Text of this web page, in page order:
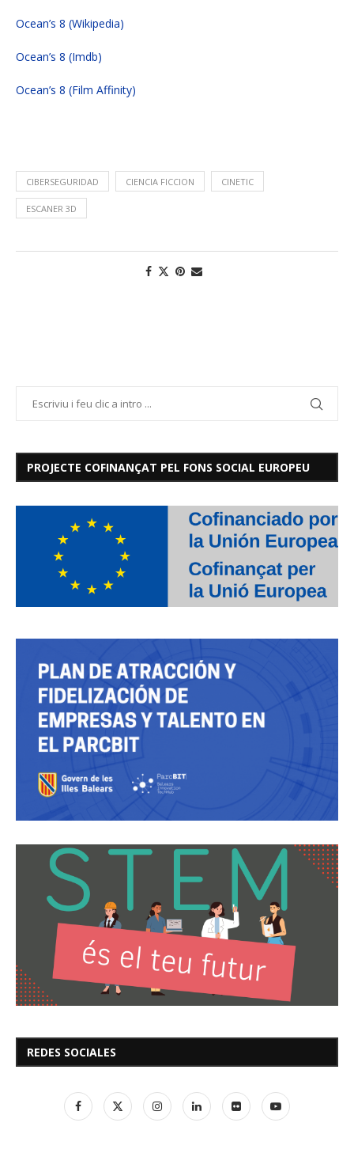
Ocean’s 8 (Wikipedia)
Ocean’s 8 (Imdb)
Ocean’s 8 (Film Affinity)
CIBERSEGURIDAD CIENCIA FICCION CINETIC
ESCANER 3D
PROJECTE COFINANÇAT PEL FONS SOCIAL EUROPEU
REDES SOCIALES